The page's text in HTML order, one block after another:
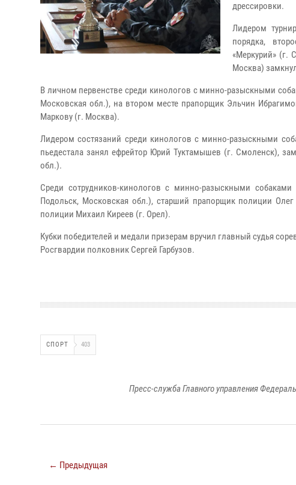
дрессировки.
Лидером
порядка,
«Меркурий» (г.
Москва)
В личном первенстве среди кинологов с минно-разыскными
Московская обл.), на втором месте прапорщик Эльчин
Маркову (г. Москва).
Лидером состязаний среди кинологов с минно-разыскными
пьедестала занял ефрейтор Юрий Туктамышев (г. Смоленск),
обл.).
Среди сотрудников-кинологов с минно-разыскными
Подольск, Московская обл.), старший прапорщик полиции
полиции Михаил Киреев (г. Орел).
Кубки победителей и медали призерам вручил главный судья
Росгвардии полковник Сергей Гарбузов.
СПОРТ 403
Пресс-служба Главного управления
← Предыдущая